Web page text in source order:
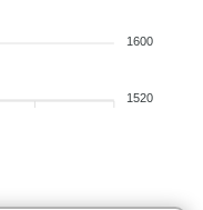
1600
1520